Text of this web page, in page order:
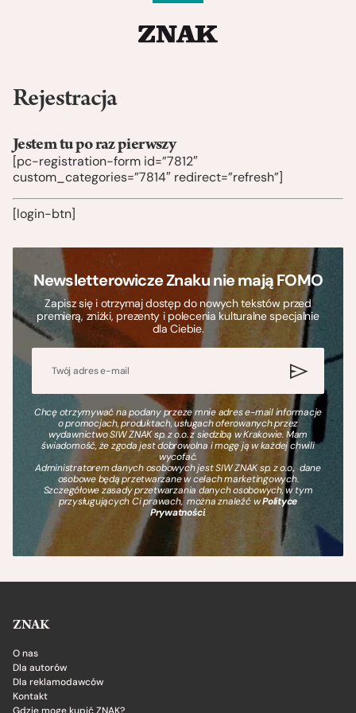
Rejestracja
Jestem tu po raz pierwszy
[pc-registration-form id=”7812″
custom_categories=”7814″ redirect=”refresh”]
[login-btn]
Newsletterowicze Znaku nie mają FOMO
Zapisz się i otrzymaj dostęp do nowych tekstów przed
premierą, zniżki, prezenty i polecenia kulturalne specjalnie
dla Ciebie.
Chcę otrzymywać na podany przeze mnie adres e-mail informacje
o promocjach, produktach, usługach oferowanych przez
wydawnictwo SIW ZNAK sp. z o.o. z siedzibą w Krakowie. Mam
świadomość, że zgoda jest dobrowolna i mogę ją w każdej chwili
wycofać.
Administratorem danych osobowych jest SIW ZNAK sp. z o.o., dane
osobowe będą przetwarzane w celach marketingowych.
Szczegółowe zasady przetwarzania danych osobowych, w tym
przysługujących Ci prawach, można znaleźć wPolityce
Prywatności.
ZNAK
O nas
Dla autorów
Dla reklamodawców
Kontakt